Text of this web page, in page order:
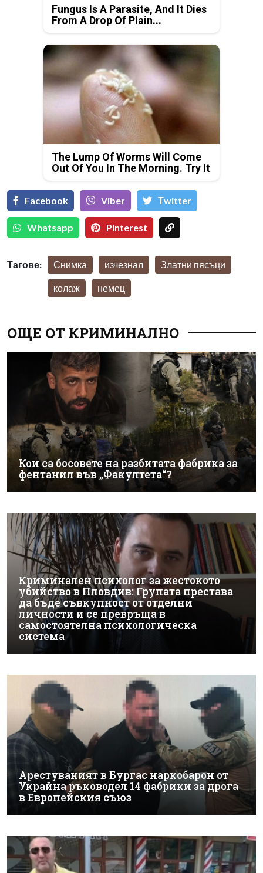
Fungus Is A Parasite, And It Dies
From A Drop Of Plain...
The Lump Of Worms Will Come
Out Of You In The Morning. Try It
Facebook Viber Тwitter
Whatsapp Pinterest
Тагове: Снимка изчезнал Златни пясъци
колаж немец
ОЩЕ ОТ КРИМИНАЛНО
Кои са босовете на разбитата фабрика за
фентанил във „Факултета“?
Криминален психолог за жестокото
убийство в Пловдив: Групата престава
да бъде съвкупност от отделни
личности и се превръща в
самостоятелна психологическа
система
Арестуваният в Бургас наркобарон от
Украйна ръководел 14 фабрики за дрога
в Европейския съюз